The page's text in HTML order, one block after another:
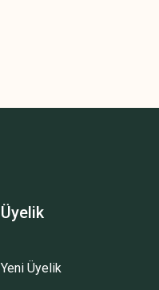
Üyelik
Yeni Üyelik